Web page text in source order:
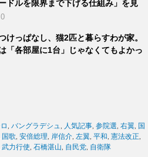
ドルを限界まで下げる仕組み」を見
けっぱなし、猫2匹と暮らすわが家。
「各部屋に1台」じゃなくてもよかっ
バングラデシュ 人気記事 参院選 右翼
国
国歌 安倍総理 岸信介 左翼 平和 憲法改正
武力行使 石橋湛山 自民党 自衛隊